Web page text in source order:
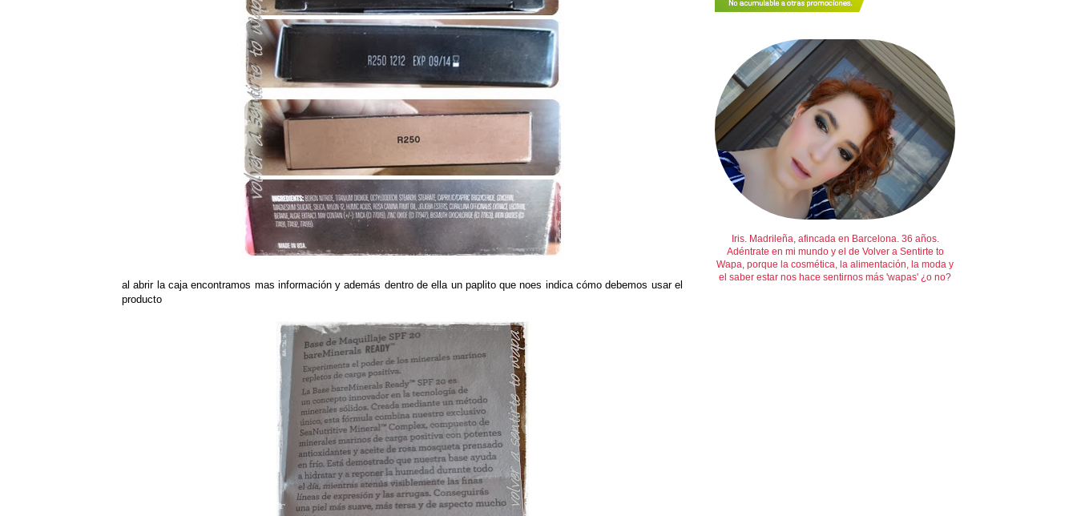
al abrir la caja encontramos mas información y además dentro de ella un paplito que noes indica cómo debemos usar el
producto
Iris. Madrileña, afincada en Barcelona. 36 años.
Adéntrate en mi mundo y el de Volver a Sentirte to
Wapa, porque la cosmética, la alimentación, la moda y
el saber estar nos hace sentirnos más 'wapas' ¿o no?